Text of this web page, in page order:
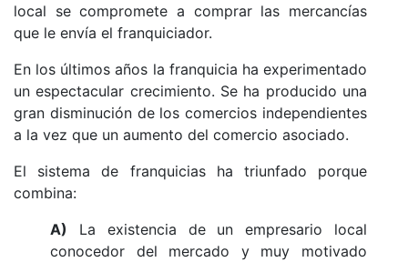
local se compromete a comprar las mercancías
que le envía el franquiciador.
En los últimos años la franquicia ha experimentado
un espectacular crecimiento. Se ha producido una
gran disminución de los comercios independientes
a la vez que un aumento del comercio asociado.
El sistema de franquicias ha triunfado porque
combina:
A) La existencia de un empresario local
conocedor del mercado y muy motivado